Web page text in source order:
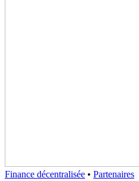
Finance décentralisée • Partenaires